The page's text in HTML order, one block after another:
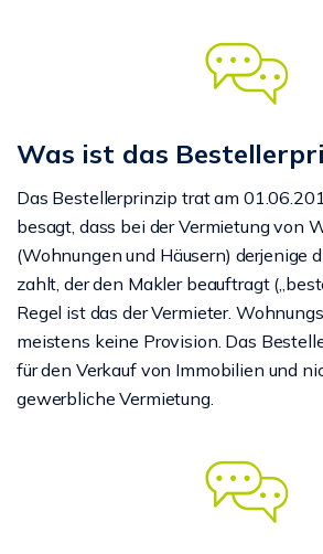
Was ist das
Das Bestellerprinzip trat am
besagt, dass bei der Vermietung von
(Wohnungen und Häusern) derjenige
zahlt, der den Makler beauftragt
Regel ist das der Vermieter.
meistens keine Provision. Das
für den Verkauf von Immobilien und
gewerbliche Vermietung.